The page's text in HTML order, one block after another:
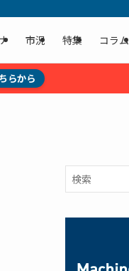
市況 特集 コラム
らから